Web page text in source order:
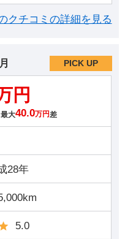
クチコミの詳細を見る
PICK UP
円
大40.0万円 差
28年
5.0